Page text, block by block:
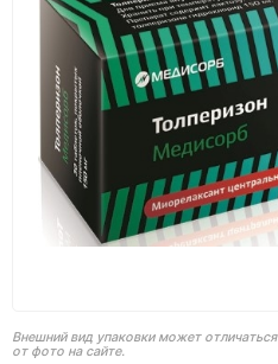
Внешний вид упаковки может отличаться
от фото на сайте.